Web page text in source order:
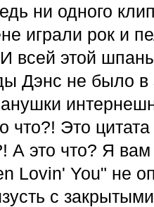
ни одного
играли рок и
всей этой
Дэнс не было в
что?! Это
А это что? Я
Lovin' You" не
с